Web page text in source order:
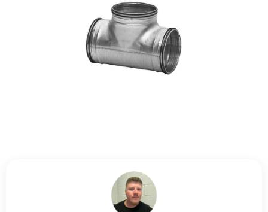
ZVLHČOVAČE VZDUCHU PRŮMYSLOVÉ
Kontakty